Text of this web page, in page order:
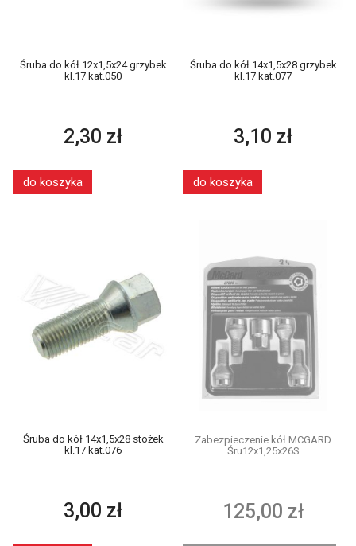
Śruba do kół 12x1,5x24 grzybek
kl.17 kat.050
2,30 zł
do koszyka
Śruba do kół 14x1,5x28 grzybek
kl.17 kat.077
3,10 zł
do koszyka
Śruba do kół 14x1,5x28 stożek
kl.17 kat.076
3,00 zł
Zabezpieczenie kół MCGARD
Śru12x1,25x26S
125,00 zł